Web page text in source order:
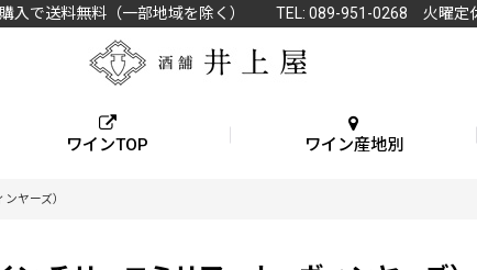
入で送料無料（一部地域を除く） TEL: 089-951-0268 火曜定
ワインTOP ワイン産地別
ヤーズ）